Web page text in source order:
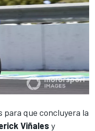
para que concluyera la
Viñales y